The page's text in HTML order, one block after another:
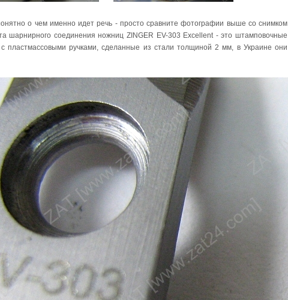
о чем именно идет речь - просто сравните фотографии выше со снимком
шарнирного соединения ножниц ZINGER EV-303 Excellent - это штамповочные
пластмассовыми ручками, сделанные из стали толщиной 2 мм, в Украине они